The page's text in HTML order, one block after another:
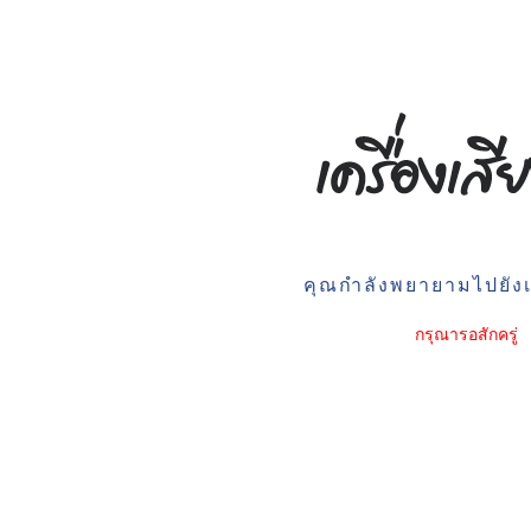
คุณกำลังพยายามไปยัง
กรุณารอสักครู่